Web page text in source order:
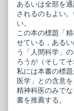
あるいは全部を
されるのもよい
い。
この本の標題「
せている，ある
う「人間科学」
ろうが（そして
私には本書の標
医学」との含意
精神科医のみで
書を推薦する。